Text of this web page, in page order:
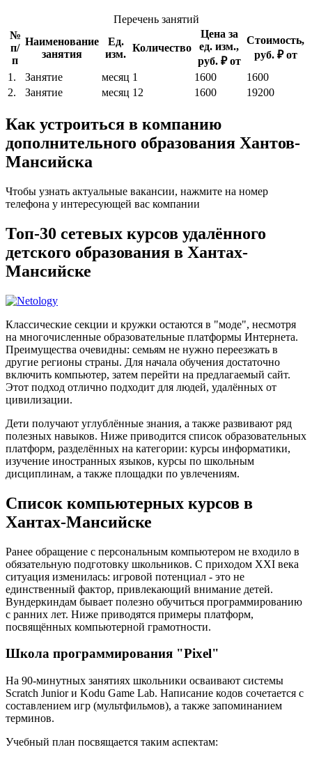
Перечень занятий
№
п/
п
Наименование
занятия
Ед.
изм.
Количество
Цена за
ед. изм.,
руб. ₽ от
Стоимость,
руб. ₽ от
1.
Занятие месяц 1 1600
1600
2.
Занятие месяц 12 1600 19200
Как устроиться в компанию
дополнительного образования Хантов-
Мансийска
Чтобы узнать актуальные вакансии, нажмите на номер
телефона у интересующей вас компании
Топ-30 сетевых курсов удалённого
детского образования в Хантах-
Мансийске
Классические секции и кружки остаются в "моде", несмотря
на многочисленные образовательные платформы Интернета.
Преимущества очевидны: семьям не нужно переезжать в
другие регионы страны. Для начала обучения достаточно
включить компьютер, затем перейти на предлагаемый сайт.
Этот подход отлично подходит для людей, удалённых от
цивилизации.
Дети получают углублённые знания, а также развивают ряд
полезных навыков. Ниже приводится список образовательных
платформ, разделённых на категории: курсы информатики,
изучение иностранных языков, курсы по школьным
дисциплинам, а также площадки по увлечениям.
Список компьютерных курсов в
Хантах-Мансийске
Ранее обращение с персональным компьютером не входило в
обязательную подготовку школьников. С приходом XXI века
ситуация изменилась: игровой потенциал - это не
единственный фактор, привлекающий внимание детей.
Вундеркиндам бывает полезно обучиться программированию
с ранних лет. Ниже приводятся примеры платформ,
посвящённых компьютерной грамотности.
Школа программирования "Pixel"
На 90-минутных занятиях школьники осваивают системы
Scratch Junior и Kodu Game Lab. Написание кодов сочетается с
составлением игр (мультфильмов), а также запоминанием
терминов.
Учебный план посвящается таким аспектам: